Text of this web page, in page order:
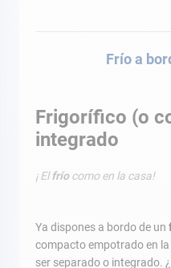
Frío a
Frigorífico (o
integrado
¡ Elfríocomo en la casa!
Ya dispones a bordo de un
compacto empotrado en la
ser separado o integrado.